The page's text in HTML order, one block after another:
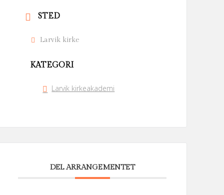
STED
Larvik kirke
KATEGORI
Larvik kirkeakademi
DEL ARRANGEMENTET